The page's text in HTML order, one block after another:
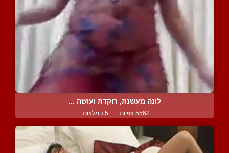
לונה מעשנת, רוקדת ועושה ...
5562 צפיות | 5 המלצות